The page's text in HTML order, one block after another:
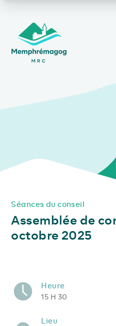
Séances du conseil
Assemblée de
octobre 2025
Heure
15 H 30
Lieu